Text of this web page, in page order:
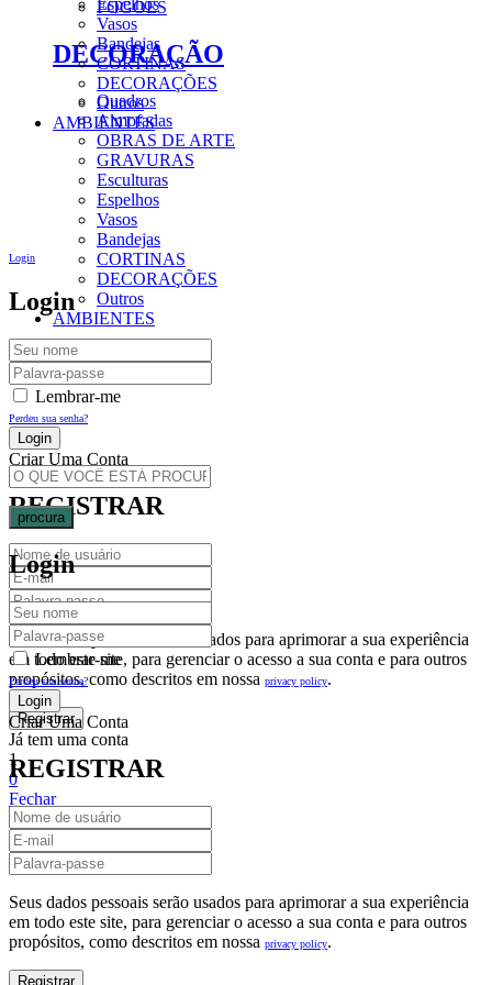
Vasos
Bandejas
CORTINAS
DECORAÇÕES
Outros
AMBIENTES
Login
Login
Lembrar-me
Perdeu sua senha?
Criar Uma Conta
REGISTRAR
Seus dados pessoais serão usados para aprimorar a sua experiência
em todo este site, para gerenciar o acesso a sua conta e para outros
propósitos, como descritos em nossa privacy policy.
Já tem uma conta
1
0
Fechar
Carrinho De Compras(0)
No products in the cart.
FOGÕES
DECORAÇÃO
Quadros
Almofadas
OBRAS DE ARTE
GRAVURAS
Esculturas
Espelhos
Vasos
Bandejas
CORTINAS
DECORAÇÕES
Outros
AMBIENTES
procura
Login
Lembrar-me
Perdeu sua senha?
Criar Uma Conta
REGISTRAR
Seus dados pessoais serão usados para aprimorar a sua experiência
em todo este site, para gerenciar o acesso a sua conta e para outros
propósitos, como descritos em nossa privacy policy.